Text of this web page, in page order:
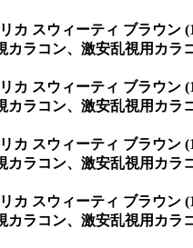
リカ スウィーティ ブラウ
ラコン、激安乱視用カラ
リカ スウィーティ ブラウ
ラコン、激安乱視用カ
リカ スウィーティ ブラウ
ラコン、激安乱視用カ
リカ スウィーティ ブラウ
ラコン、激安乱視用カ